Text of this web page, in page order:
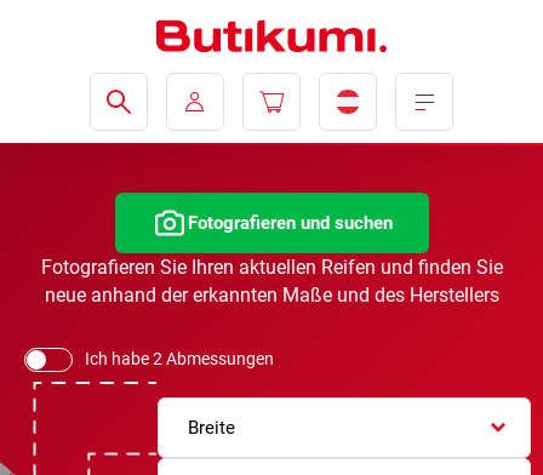
Fotografieren und suchen
Fotografieren Sie Ihren aktuellen Reifen und finden Sie
neue anhand der erkannten Maße und des Herstellers
Ich habe 2 Abmessungen
Breite